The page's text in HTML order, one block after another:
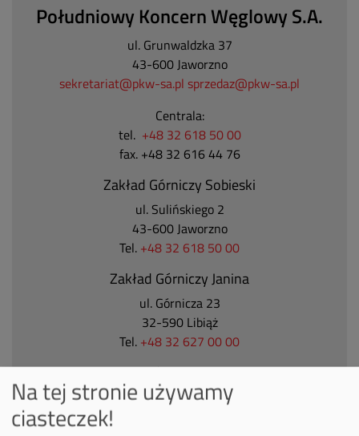
Południowy Koncern Węglowy S.A.
ul. Grunwaldzka 37
43-600 Jaworzno
sekretariat@pkw-sa.pl sprzedaz@pkw-sa.pl
Centrala:
tel. +48 32 618 50 00
fax. +48 32 616 44 76
Zakład Górniczy Sobieski
ul. Sulińskiego 2
43-600 Jaworzno
Tel. +48 32 618 50 00
Zakład Górniczy Janina
ul. Górnicza 23
32-590 Libiąż
Tel. +48 32 627 00 00
Zakład Górniczy Brzeszcze
ul.Kościuszki 1
Na tej stronie używamy
ciasteczek!